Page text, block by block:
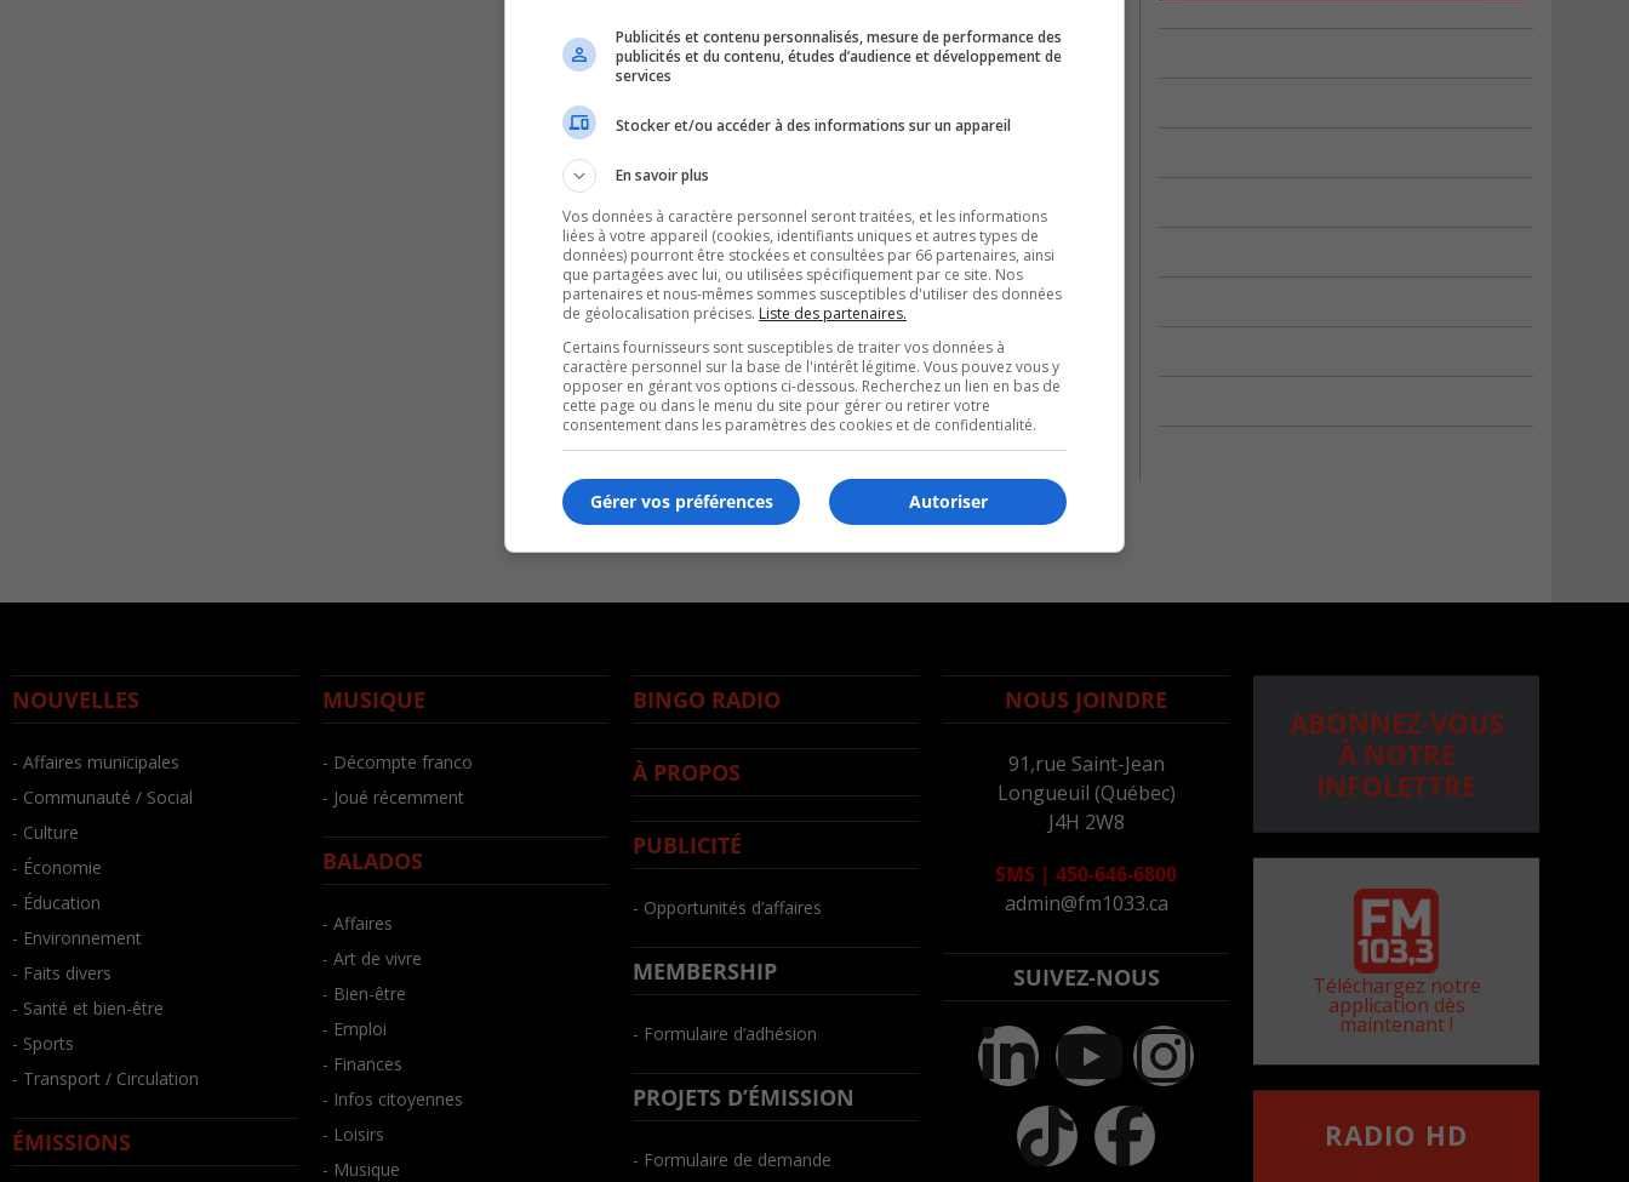
NOUVELLES
- Affaires municipales
- Communauté / Social
- Culture
- Économie
- Éducation
- Environnement
- Faits divers
- Santé et bien-être
- Sports
- Transport / Circulation
ÉMISSIONS
MUSIQUE
- Décompte franco
- Joué récemment
BALADOS
- Affaires
- Art de vivre
- Bien-être
- Emploi
- Finances
- Infos citoyennes
- Loisirs
- Musique
BINGO RADIO
À PROPOS
PUBLICITÉ
- Opportunités d’affaires
MEMBERSHIP
- Formulaire d’adhésion
PROJETS D’ÉMISSION
- Formulaire de demande
NOUS JOINDRE
91,rue Saint-Jean
Longueuil (Québec)
J4H 2W8
SMS | 450-646-6800
admin@fm1033.ca
SUIVEZ-NOUS
ABONNEZ-VOUS
À NOTRE
INFOLETTRE
Téléchargez notre
application dès
maintenant !
RADIO HD
Publicités et contenu personnalisés, mesure de performance des
publicités et du contenu, études d’audience et développement de
services
Stocker et/ou accéder à des informations sur un appareil
En savoir plus
Vos données à caractère personnel seront traitées, et les informations
liées à votre appareil (cookies, identifiants uniques et autres types de
données) pourront être stockées et consultées par 66 partenaires, ainsi
que partagées avec lui, ou utilisées spécifiquement par ce site. Nos
partenaires et nous-mêmes sommes susceptibles d'utiliser des données
de géolocalisation précises. Liste des partenaires.
Certains fournisseurs sont susceptibles de traiter vos données à
caractère personnel sur la base de l'intérêt légitime. Vous pouvez vous y
opposer en gérant vos options ci-dessous. Recherchez un lien en bas de
cette page ou dans le menu du site pour gérer ou retirer votre
consentement dans les paramètres des cookies et de confidentialité.
Autoriser
Gérer vos préférences